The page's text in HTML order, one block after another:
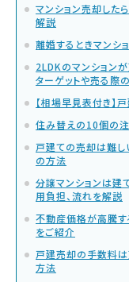
マンション売却した
解説
離婚するときマンシ
2LDKのマンション
ターゲットや売る際
【相場早見表付き】
住み替えの10個の注
戸建ての売却は難
の方法
分譲マンションは建
用負担、流れを解説
不動産価格が高騰す
をご紹介
戸建売却の手数料は
方法